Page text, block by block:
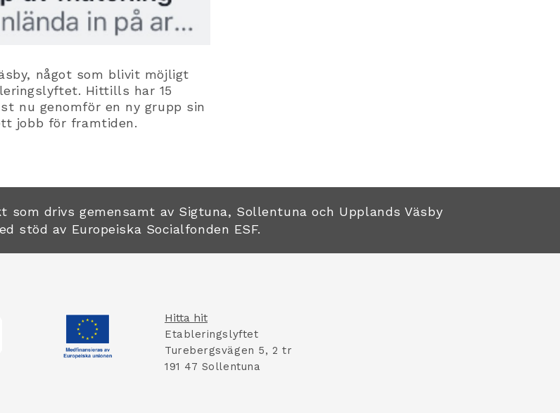
något som blivit möjligt
Hittills har 15
nu genomför en ny grupp sin
jobb för framtiden.
drivs gemensamt av Sigtuna, Sollentuna och Upplands Väsby
stöd av Europeiska Socialfonden ESF.
Hitta hit
Etableringslyftet
Turebergsvägen 5, 2 tr
191 47 Sollentuna